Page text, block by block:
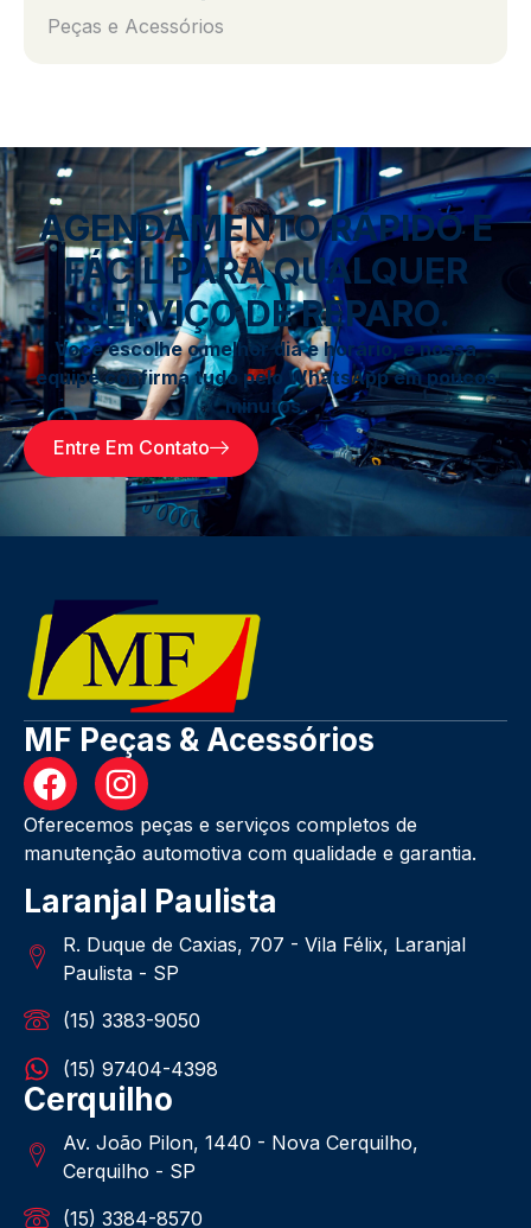
Peças e Acessórios
AGENDAMENTO RÁPIDO E
FÁCIL PARA QUALQUER
SERVIÇO DE REPARO.
Você escolhe o melhor dia e horário, e nossa
equipe confirma tudo pelo WhatsApp em poucos
minutos.
Entre Em Contato
MF Peças & Acessórios
Oferecemos peças e serviços completos de
manutenção automotiva com qualidade e garantia.
Laranjal Paulista
R. Duque de Caxias, 707 - Vila Félix, Laranjal
Paulista - SP
(15) 3383-9050
(15) 97404-4398
Cerquilho
Av. João Pilon, 1440 - Nova Cerquilho,
Cerquilho - SP
(15) 3384-8570